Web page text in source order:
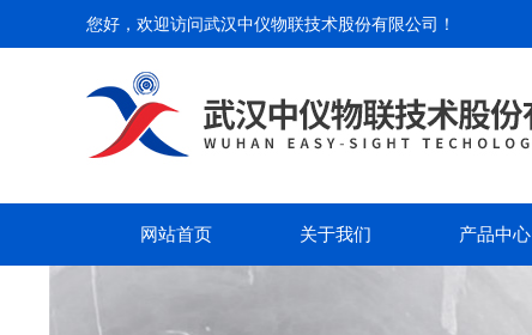
您好，欢迎访问武汉中仪物联技术股份有限公司 ！
网站首页 关于我们 产品中心